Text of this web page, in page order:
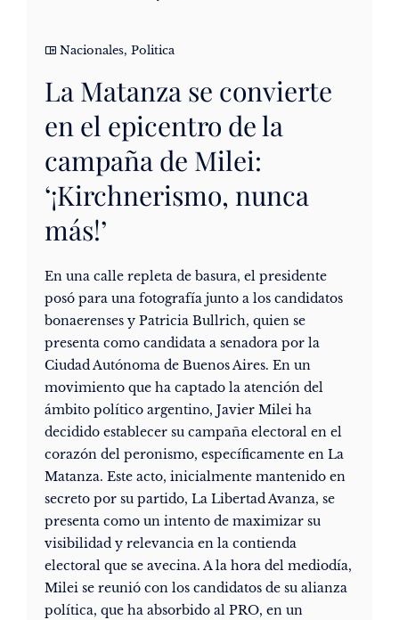
Nacionales, Politica
La Matanza se convierte
en el epicentro de la
campaña de Milei:
‘¡Kirchnerismo, nunca
más!’
En una calle repleta de basura, el presidente
posó para una fotografía junto a los candidatos
bonaerenses y Patricia Bullrich, quien se
presenta como candidata a senadora por la
Ciudad Autónoma de Buenos Aires. En un
movimiento que ha captado la atención del
ámbito político argentino, Javier Milei ha
decidido establecer su campaña electoral en el
corazón del peronismo, específicamente en La
Matanza. Este acto, inicialmente mantenido en
secreto por su partido, La Libertad Avanza, se
presenta como un intento de maximizar su
visibilidad y relevancia en la contienda
electoral que se avecina. A la hora del mediodía,
Milei se reunió con los candidatos de su alianza
política, que ha absorbido al PRO, en un